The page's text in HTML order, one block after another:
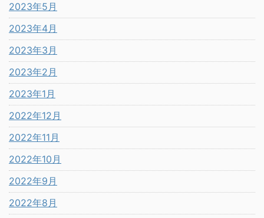
2023年5月
2023年4月
2023年3月
2023年2月
2023年1月
2022年12月
2022年11月
2022年10月
2022年9月
2022年8月